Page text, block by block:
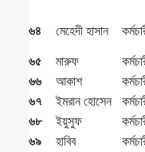
৬৪ মেহেদী হাসান
৬৫
মারুফ
৬৬
আকাশ
৬৭
ইমরান হোসেন
৬৮
ইয়ুসুফ
৬৯
হাবিব